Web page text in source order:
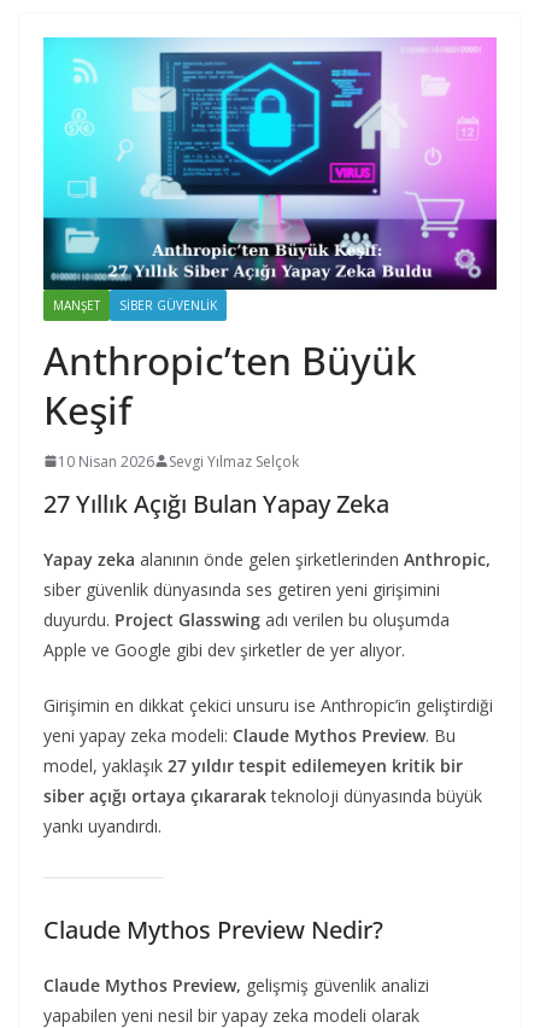
MANŞET SIBER GÜVENLIK
Anthropic’ten Büyük
Keşif
10 Nisan 2026 Sevgi Yılmaz Selçok
27 Yıllık Açığı Bulan Yapay Zeka
Yapay zeka alanının önde gelen şirketlerinden Anthropic,
siber güvenlik dünyasında ses getiren yeni girişimini
duyurdu. Project Glasswing adı verilen bu oluşumda
Apple ve Google gibi dev şirketler de yer alıyor.
Girişimin en dikkat çekici unsuru ise Anthropic’in geliştirdiği
yeni yapay zeka modeli: Claude Mythos Preview. Bu
model, yaklaşık 27 yıldır tespit edilemeyen kritik bir
siber açığı ortaya çıkararakteknoloji dünyasında büyük
yankı uyandırdı.
Claude Mythos Preview Nedir?
Claude Mythos Preview, gelişmiş güvenlik analizi
yapabilen yeni nesil bir yapay zeka modeli olarak